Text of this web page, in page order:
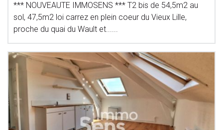
*** NOUVEAUTE IMMOSENS *** T2 bis de 54,5m2 au
sol, 47,5m2 loi carrez en plein coeur du Vieux Lille,
proche du quai du Wault et......